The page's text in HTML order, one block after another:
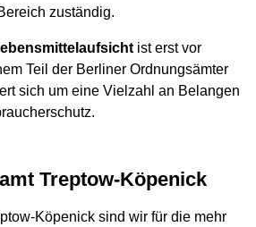
zuständig.
ist erst vor
Teil der Berliner Ordnungsämter
sich um eine Vielzahl an Belangen
Treptow-Köpenick
Köpenick sind wir für die mehr